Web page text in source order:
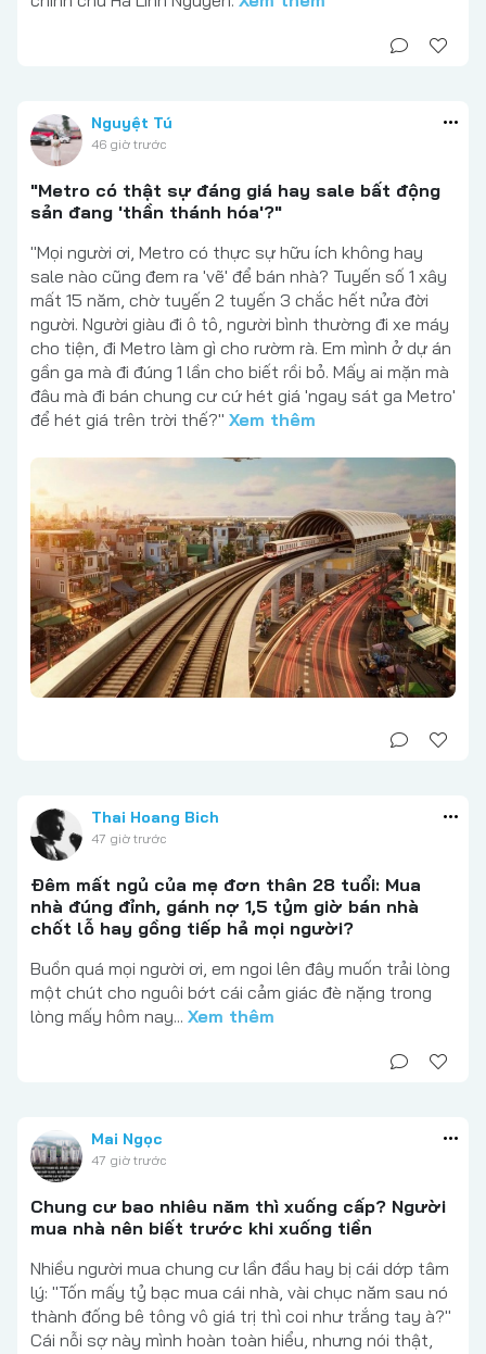
Nguyệt Tú
46 giờ trước
"Metro có thật sự đáng giá hay sale bất động
sản đang 'thần thánh hóa'?"
"Mọi người ơi, Metro có thực sự hữu ích không hay
sale nào cũng đem ra 'vẽ' để bán nhà? Tuyến số 1 xây
mất 15 năm, chờ tuyến 2 tuyến 3 chắc hết nửa đời
người. Người giàu đi ô tô, người bình thường đi xe máy
cho tiện, đi Metro làm gì cho rườm rà. Em mình ở dự án
gần ga mà đi đúng 1 lần cho biết rồi bỏ. Mấy ai mặn mà
đâu mà đi bán chung cư cứ hét giá 'ngay sát ga Metro'
để hét giá trên trời thế?" Xem thêm
Thai Hoang Bich
47 giờ trước
Đêm mất ngủ của mẹ đơn thân 28 tuổi: Mua
nhà đúng đỉnh, gánh nợ 1,5 tỷm giờ bán nhà
chốt lỗ hay gồng tiếp hả mọi người?
Buồn quá mọi người ơi, em ngoi lên đây muốn trải lòng
một chút cho nguôi bớt cái cảm giác đè nặng trong
lòng mấy hôm nay... Xem thêm
Mai Ngọc
47 giờ trước
Chung cư bao nhiêu năm thì xuống cấp? Người
mua nhà nên biết trước khi xuống tiền
Nhiều người mua chung cư lần đầu hay bị cái dớp tâm
lý: "Tốn mấy tỷ bạc mua cái nhà, vài chục năm sau nó
thành đống bê tông vô giá trị thì coi như trắng tay à?"
Cái nỗi sợ này mình hoàn toàn hiểu, nhưng nói thật,